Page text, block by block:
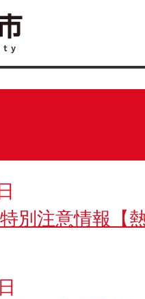
別注意情報【